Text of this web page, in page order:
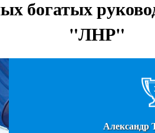
богатых
"ЛНР"